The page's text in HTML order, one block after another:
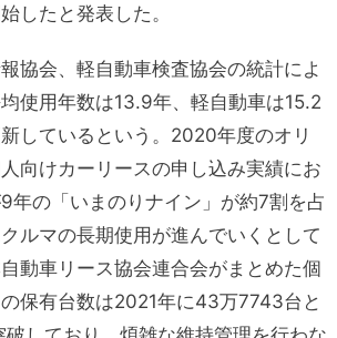
したと発表した。
協会、軽自動車検査協会の統計によ
使用年数は13.9年、軽自動車は15.2
しているという。2020年度のオリ
向けカーリースの申し込み実績にお
年の「いまのりナイン」が約7割を占
ルマの長期使用が進んでいくとして
動車リース協会連合会がまとめた個
保有台数は2021年に43万7743台と